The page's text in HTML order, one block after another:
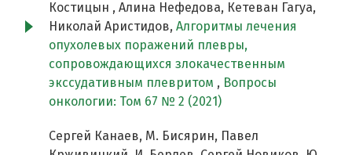
Костицын , Алина Нефедова, Кетеван Гагуа,
Николай Аристидов, Алгоритмы лечения
опухолевых поражений плевры,
сопровождающихся злокачественным
экссудативным плевритом , Вопросы
онкологии: Том 67 № 2 (2021)
Сергей Канаев, М. Бисярин, Павел